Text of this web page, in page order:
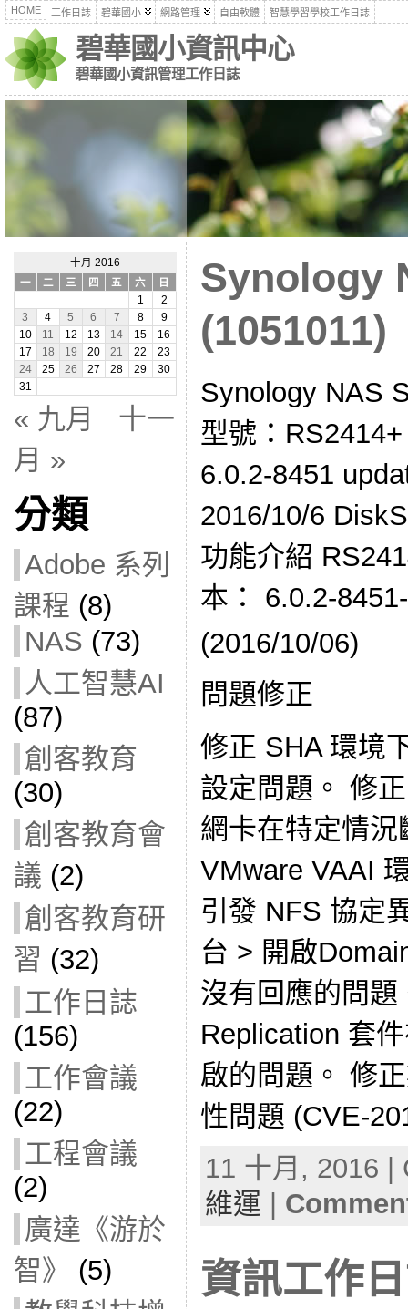
HOME 工作日誌 碧華國小 網路管理 自由軟體 智慧學習學校工作日誌
碧華國小資訊中心
碧華國小資訊管理工作日誌
十月 2016
一
二 三 四 五 六
日
1
2
3
4 5 6 7 8
9
10
11 12 13 14 15
16
17
18 19 20 21 22
23
24
25 26 27 28 29
30
31
« 九月
十一
月 »
分類
Adobe 系列
課程 (8)
NAS (73)
人工智慧AI
(87)
創客教育
(30)
創客教育會
議 (2)
創客教育研
習 (32)
工作日誌
(156)
工作會議
(22)
工程會議
(2)
廣達《游於
智》
(5)
Synology
(1051011)
Synology NAS
型號：
6.0.2-8451
2016/10/6
功能介紹
本： 6.0.2-
(2016/10/06)
問題修正
修正 SHA 環境
設定問題。 修
網卡在特定情
VMware VAAI
引發 NFS 協定
台 > 開啟
沒有回應的問
Replication 套
啟的問題。 修
性問題 (CVE-
11 十月, 2016
維運
資訊工作